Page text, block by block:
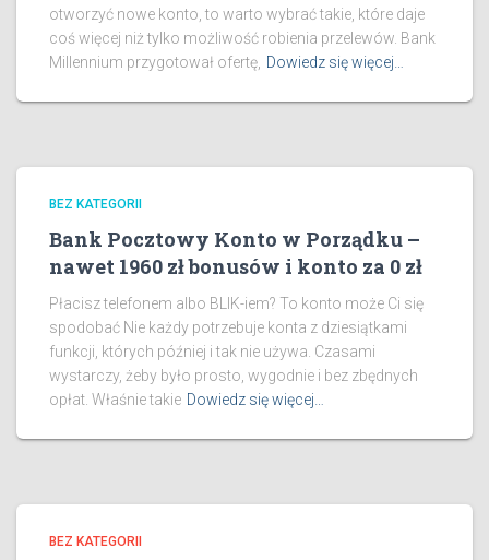
otworzyć nowe konto, to warto wybrać takie, które daje
coś więcej niż tylko możliwość robienia przelewów. Bank
Millennium przygotował ofertę, Dowiedz się więcej…
BEZ KATEGORII
Bank Pocztowy Konto w Porządku –
nawet 1960 zł bonusów i konto za 0 zł
Płacisz telefonem albo BLIK-iem? To konto może Ci się
spodobać Nie każdy potrzebuje konta z dziesiątkami
funkcji, których później i tak nie używa. Czasami
wystarczy, żeby było prosto, wygodnie i bez zbędnych
opłat. Właśnie takie Dowiedz się więcej…
BEZ KATEGORII